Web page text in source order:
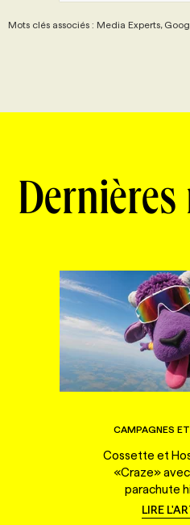
Mots clés associés : Media Experts,
CAMPAGNES
Cossette et
«Craze»
parachute
LIRE